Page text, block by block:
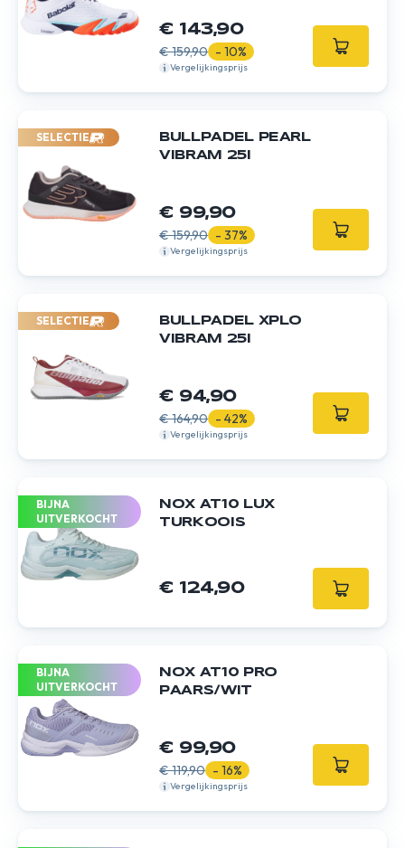
€ 143,90
€ 159,90 - 10%
Vergelijkingsprijs
SELECTIE
BULLPADEL PEARL
VIBRAM 25I
€ 99,90
€ 159,90 - 37%
Vergelijkingsprijs
SELECTIE
BULLPADEL XPLO
VIBRAM 25I
€ 94,90
€ 164,90 - 42%
Vergelijkingsprijs
BIJNA
UITVERKOCHT
NOX AT10 LUX
TURKOOIS
€ 124,90
BIJNA
UITVERKOCHT
NOX AT10 PRO
PAARS/WIT
€ 99,90
€ 119,90 - 16%
Vergelijkingsprijs